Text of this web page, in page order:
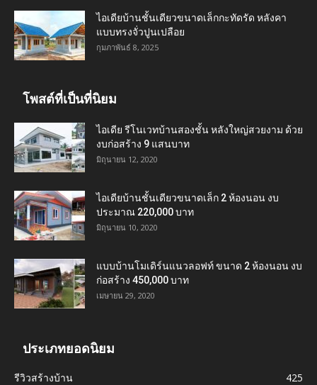
ไอเดียบ้านชั้นเดียวขนาดเล็กกะทัดรัด หลังคา
แบบทรงจั่วปูนเปลือย
กุมภาพันธ์ 8, 2025
โพสต์ที่เป็นที่นิยม
ไอเดีย รีโนเวทบ้านสองชั้น หลังใหญ่สวยงาม ด้วย
งบก่อสร้าง 9 แสนบาท
มิถุนายน 12, 2020
ไอเดียบ้านชั้นเดียวขนาดเล็ก 2 ห้องนอน งบ
ประมาณ 220,000 บาท
มิถุนายน 10, 2020
แบบบ้านโมเดิร์นแนวลอฟท์ ขนาด 2 ห้องนอน งบ
ก่อสร้าง 450,000 บาท
เมษายน 29, 2020
ประเภทยอดนิยม
รีวิวสร้างบ้าน
425